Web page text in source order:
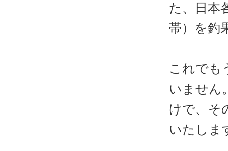
た、日本
帯）を釣
これでも
いません
けで、そ
いたしま